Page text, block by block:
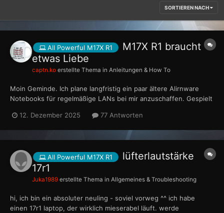
SORTIEREN NACH
All Powerful M17X R1
M17X R1 braucht
etwas Liebe
captn.ko erstellte Thema in Anleitungen & How To
Moin Geminde. Ich plane langfristig ein paar ältere Alirnware
Notebooks für regelmäßige LANs bei mir anzuschaffen. Gespielt
an einen M17x R1 gekommen. Hardware: Q9000, 4780 Crossfire,
4gb RAM, 256er ssd, 1080p...
12. Dezember 2025 77 Antworten
All Powerful M17X R1
lüfterlautstärke
17r1
Juka1989 erstellte Thema in Allgemeines & Troubleshooting
hi, ich bin ein absoluter neuling - soviel vorweg ^^ ich habe
einen 17r1 laptop, der wirklich mieserabel läuft. werde